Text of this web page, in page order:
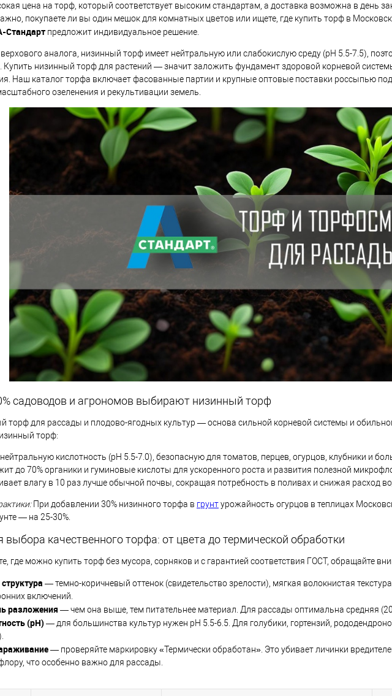
цена на торф, который соответствует высоким стандартам, а доставка возможна в день
покупаете ли вы один мешок для комнатных цветов или ищете, где купить торф в
Стандарт предложит индивидуальное решение.
верхового аналога, низинный торф имеет нейтральную или слабокислую среду (pH 5.5-7.5),
Купить низинный торф для растений — значит заложить фундамент здоровой корневой
Наш каталог торфа включает фасованные партии и крупные оптовые поставки россыпью
озеленения и рекультивации земель.
садоводов и агрономов выбирают низинный торф
торф для рассады и плодово-ягодных культур — основа сильной корневой системы и
торф:
кислотность (pH 5.5-7.0), безопасную для томатов, перцев, огурцов, клубники и
до 70% органики и гуминовые кислоты для ускоренного роста и развития полезной
влагу в 10 раз лучше обычной почвы, сокращая потребность в поливах и снижая расход
При добавлении 30% низинного торфа в грунтурожайность огурцов в теплицах
— на 25-30%.
выбора качественного торфа: от цвета до термической обработки
где можно купить торф без мусора, сорняков и с гарантией соответствия ГОСТ, обращайте
— темно-коричневый оттенок (свидетельство зрелости), мягкая волокнистая
включений.
разложения — чем она выше, тем питательнее материал. Для рассады оптимальна средняя
(pH) — для большинства культур нужен pH 5.5-6.5. Для голубики, гортензий,
— проверяйте маркировку «Термически обработан». Это убивает личинки
что особенно важно для рассады.